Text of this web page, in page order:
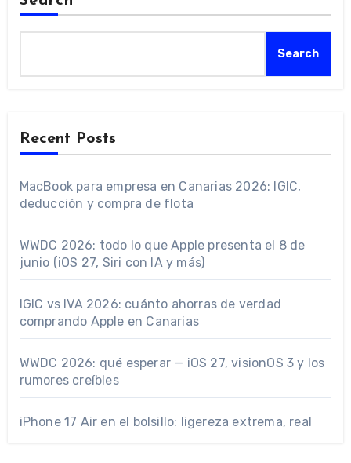
Search
Recent Posts
MacBook para empresa en Canarias 2026: IGIC,
deducción y compra de flota
WWDC 2026: todo lo que Apple presenta el 8 de
junio (iOS 27, Siri con IA y más)
IGIC vs IVA 2026: cuánto ahorras de verdad
comprando Apple en Canarias
WWDC 2026: qué esperar — iOS 27, visionOS 3 y los
rumores creíbles
iPhone 17 Air en el bolsillo: ligereza extrema, real